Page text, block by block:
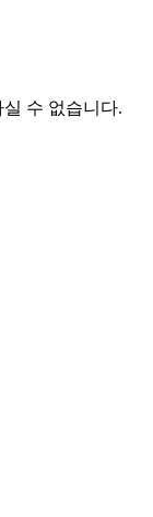
수 없습니다.